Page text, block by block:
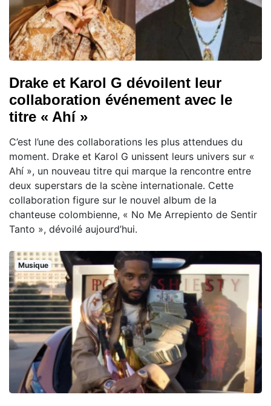
Drake et Karol G dévoilent leur
collaboration événement avec le
titre « Ahí »
C’est l’une des collaborations les plus attendues du
moment. Drake et Karol G unissent leurs univers sur «
Ahí », un nouveau titre qui marque la rencontre entre
deux superstars de la scène internationale. Cette
collaboration figure sur le nouvel album de la
chanteuse colombienne, « No Me Arrepiento de Sentir
Tanto », dévoilé aujourd’hui.
Musique